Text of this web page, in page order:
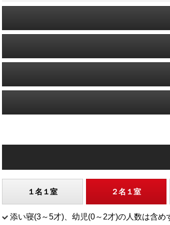
１名１室 ２名１室
添い寝(3～5才)、幼児(0～2才)の人数は含め